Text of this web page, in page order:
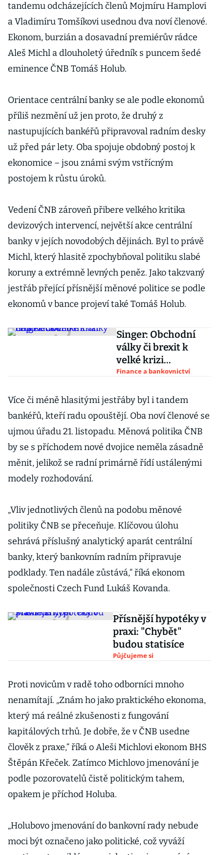
tandemu odcházejících členů Mojmíru Hamplovi
a Vladimíru Tomšíkovi usednou dva noví členové.
Ekonom, burzián a dosavadní premiérův rádce
Aleš Michl a dlouholetý úředník s puncem šedé
eminence ČNB Tomáš Holub.
Orientace centrální banky se ale podle ekonomů
příliš nezmění už jen proto, že druhý z
nastupujících bankéřů připravoval radním desky
už před pár lety. Oba spojuje obdobný postoj k
ekonomice – jsou známi svým vstřícným
postojem k růstu úroků.
Vedení ČNB zároveň přibere velkého kritika
devizových intervencí, největší akce centrální
banky v jejích novodobých dějinách. Byl to právě
Michl, který hlasitě zpochybňoval politiku slabé
koruny a extrémně levných peněz. Jako takzvaný
jestřáb přející přísnější měnové politice se podle
ekonomů v bance projeví také Tomáš Holub.
Singer: Obchodní
války či brexit k
velké krizi
nepovedou
Finance a bankovnictví
Více či méně hlasitými jestřáby byl i tandem
bankéřů, kteří radu opouštějí. Oba noví členové se
ujmou úřadu 21. listopadu. Měnová politika ČNB
by se s příchodem nové dvojice neměla zásadně
měnit, jelikož se radní primárně řídí ustálenými
modely rozhodování.
„Vliv jednotlivých členů na podobu měnové
politiky ČNB se přeceňuje. Klíčovou úlohu
sehrává příslušný analytický aparát centrální
banky, který bankovním radním připravuje
podklady. Ten nadále zůstává,“ říká ekonom
společnosti Czech Fund Lukáš Kovanda.
Přísnější hypotéky v
praxi: "Chybět"
budou statisíce
Půjčujeme si
Proti novicům v radě toho odborníci mnoho
nenamítají. „Znám ho jako praktického ekonoma,
který má reálné zkušenosti z fungování
kapitálových trhů. Je dobře, že v ČNB usedne
člověk z praxe,“ říká o Aleši Michlovi ekonom BHS
Štěpán Křeček. Zatímco Michlovo jmenování je
podle pozorovatelů čistě politickým tahem,
opakem je příchod Holuba.
„Holubovo jmenování do bankovní rady nebude
moci být označeno jako politické, což vyváží